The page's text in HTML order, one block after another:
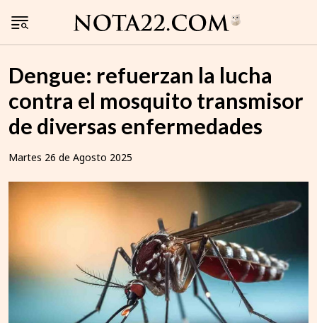
Dengue: refuerzan la lucha
contra el mosquito transmisor
de diversas enfermedades
Martes 26 de Agosto 2025